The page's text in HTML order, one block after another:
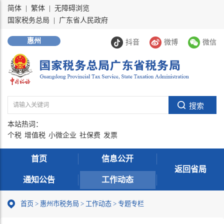
简体 繁体
无障碍浏览
国家税务总局
广东省人民政府
抖音 微博 微信
惠州
本站热词：
个税 增值税 小微企业 社保费 发票
首页 信息公开
通知公告 工作动态
返回省局
首页 > 惠州市税务局 > 工作动态 > 专题专栏